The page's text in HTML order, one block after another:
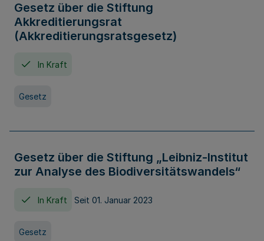
Gesetz über die Stiftung
Akkreditierungsrat
(Akkreditierungsratsgesetz)
In Kraft
Gesetz
Gesetz über die Stiftung „Leibniz-Institut
zur Analyse des Biodiversitätswandels“
In Kraft Seit 01. Januar 2023
Gesetz